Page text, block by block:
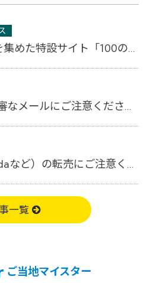
100人のリアルな滞在を集めた特設サイト「100のすごしかた。」公開 ～コンフォー...
当社ホテルを名乗る不審なメールにご注意ください│【公式】コンフォートホテル
海外予約サイト（Agodaなど）の転売にご注意ください
一覧
ご当地マイスター